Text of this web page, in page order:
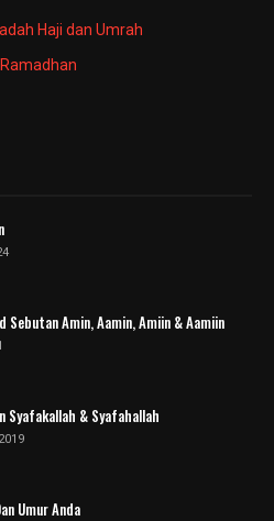
Haji dan Umrah
Sebutan Amin, Aamin, Amiin & Aamiin
Syafakallah & Syafahallah
Umur Anda